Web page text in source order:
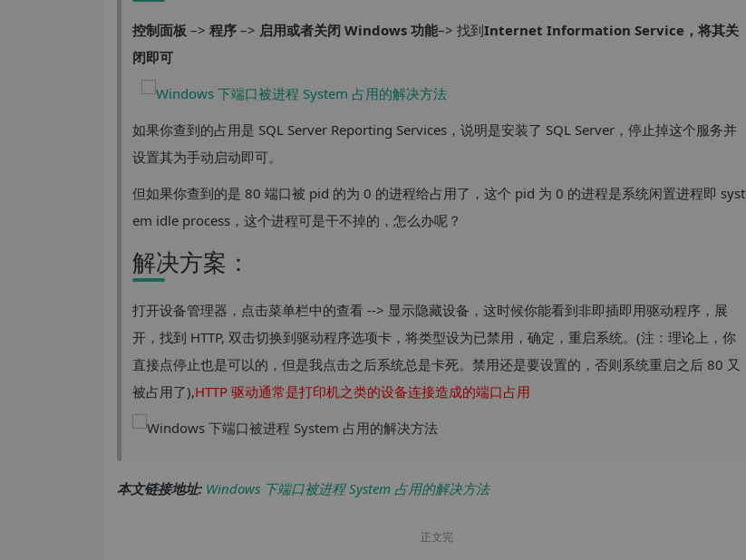
控制面板 –> 程序 –> 启用或者关闭 Windows 功能–> 找到Internet Information Service，将其关
闭即可
如果你查到的占用是 SQL Server Reporting Services，说明是安装了 SQL Server，停止掉这个服务并
设置其为手动启动即可。
但如果你查到的是 80 端口被 pid 的为 0 的进程给占用了，这个 pid 为 0 的进程是系统闲置进程即 syst
em idle process，这个进程可是干不掉的，怎么办呢？
解决方案：
打开设备管理器，点击菜单栏中的查看 --> 显示隐藏设备，这时候你能看到非即插即用驱动程序，展
开，找到 HTTP, 双击切换到驱动程序选项卡，将类型设为已禁用，确定，重启系统。(注：理论上，你
直接点停止也是可以的，但是我点击之后系统总是卡死。禁用还是要设置的，否则系统重启之后 80 又
被占用了),HTTP 驱动通常是打印机之类的设备连接造成的端口占用
本文链接地址: Windows 下端口被进程 System 占用的解决方法
正文完